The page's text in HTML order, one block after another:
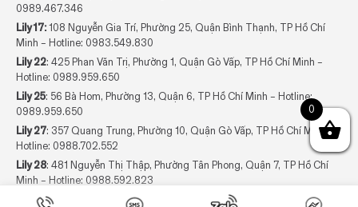
0989.467.346
Lily 17: 108 Nguyễn Gia Trí, Phường 25, Quận Bình Thạnh, TP Hồ Chí
Minh – Hotline: 0983.549.830
Lily 22: 425 Phan Văn Trị, Phường 1, Quận Gò Vấp, TP Hồ Chí Minh –
Hotline: 0989.959.650
Lily 25: 56 Bà Hom, Phường 13, Quận 6, TP Hồ Chí Minh – Hotline:
0989.959.650
Lily 27: 357 Quang Trung, Phường 10, Quận Gò Vấp, TP Hồ Chí Minh –
Hotline: 0988.702.552
Lily 28: 481 Nguyễn Thị Thập, Phường Tân Phong, Quận 7, TP Hồ Chí
Minh – Hotline: 0988.592.823
Lily 29: 10D/A1 Nguyễn Ảnh Thủ, Phường Trung Mỹ Tây, Quận 12, TP Hồ
0